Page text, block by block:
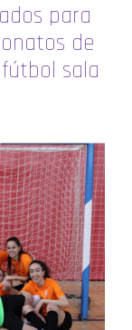
para
de
sala